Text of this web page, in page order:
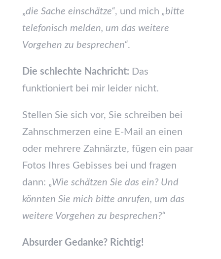
„die Sache einschätze“, und mich „bitte
telefonisch melden, um das weitere
Vorgehen zu besprechen“.
Die schlechte Nachricht: Das
funktioniert bei mir leider nicht.
Stellen Sie sich vor, Sie schreiben bei
Zahnschmerzen eine E-Mail an einen
oder mehrere Zahnärzte, fügen ein paar
Fotos Ihres Gebisses bei und fragen
dann: „Wie schätzen Sie das ein? Und
könnten Sie mich bitte anrufen, um das
weitere Vorgehen zu besprechen?“
Absurder Gedanke? Richtig!